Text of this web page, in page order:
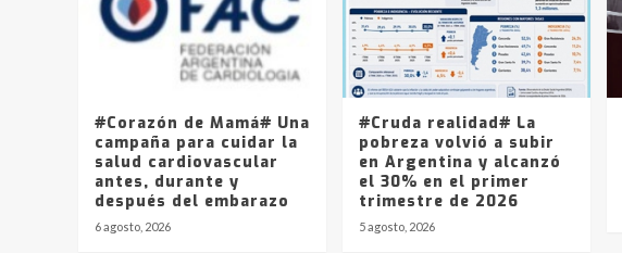
#Corazón de Mamá# Una
campaña para cuidar la
salud cardiovascular
antes, durante y
después del embarazo
6 agosto, 2026
#Cruda realidad# La
pobreza volvió a subir
en Argentina y alcanzó
el 30% en el primer
trimestre de 2026
5 agosto, 2026